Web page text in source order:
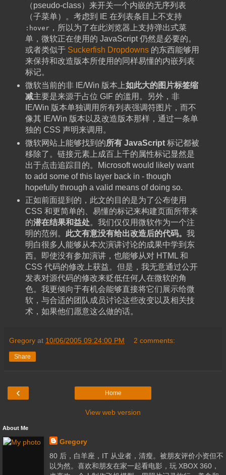
（pseudo-class）来开关一个内嵌的无序列表
（子菜单）。考虑到 IE 在列表条目上不支持
:hover，所以为了在此浏览器上支持弹出式菜
单，微软正在使用的 JavaScript 仍然是必要的。
或者类似于 Suckerfish Dropdowns的东西能够用
来保持和改造版本所使用的同样易懂的内嵌列表
标记。
微软当前的非 IE/Win 版本上如此大的图片标签缩
减主要是来源于占位 GIF 的滥用。另外，非
IE/Win 版本单独调用所有列表强调符图片，而不
像其 IE/Win 版本以及改造版本那样，通过一条单
独的 CSS 声明来调用。
微软网站上能够找到的所有 JavaScript标记都被
移除了。链接元素上成百上千的属性标记显然是
出于点击追踪目的。Microsoft would likely want
to add some of this layer back in - though
hopefully through a valid means of doing so.
正如前面提到的，此文的目的是为了公布使用
CSS 和更简单的、易懂的标记来构建页面所带来
的潜在结果和益处。我们仅仅用微软作为一个注
明的范例。 此文有意没有给出改造后的代码。 我
明白很多人能够从本次演讲讨论的成果中学到东
西。即使没有参加演讲，也能够从对 HTML 和
CSS 代码的修改上获益。但是，我无意通过公开
发表对源代码的修改来贬低任何人在微软的角
色。我更倾向于有机会能够直接将它们展示给微
软，与合适的团队成员讨论这些改变以及相关技
术，如果他们愿意这么做的话。
Gregory at 10/06/2005 09:24:00 PM 2 comments:
Share
‹ Home
View web version
About Me
Gregory
80 后，白羊座，IT 从业者，清瘦。被朋友评价小资但不
以为然。喜欢和朋友在家一起看电影，玩 XBOX 360，